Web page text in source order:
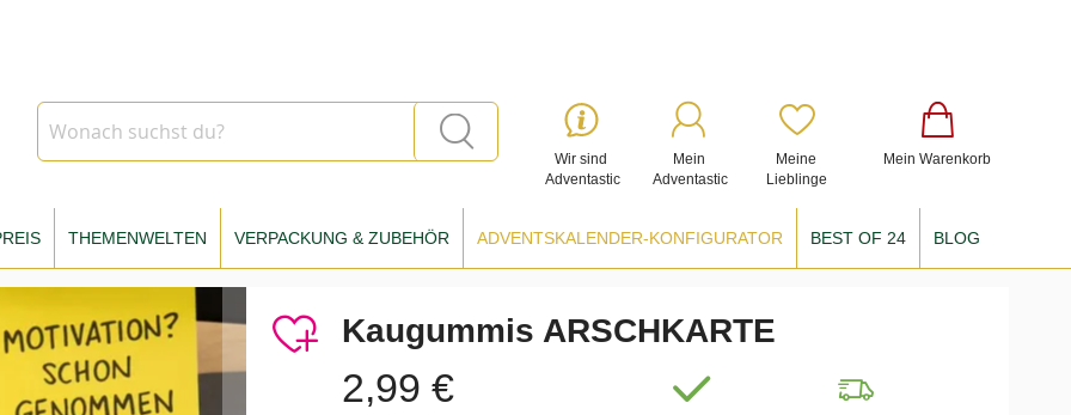
Mein Warenkorb
Wir sind
Adventastic
Mein
Adventastic
Meine
Lieblinge
THEMENWELTEN VERPACKUNG & ZUBEHÖR ADVENTSKALENDER-KONFIGURATOR BEST OF 24 BLOG
Kaugummis ARSCHKARTE
2,99 €